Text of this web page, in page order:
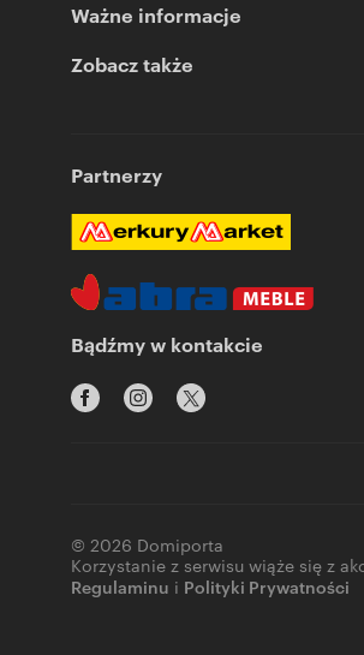
Ważne informacje
Zobacz także
Partnerzy
Bądźmy w kontakcie
© 2026 Domiporta
Korzystanie z serwisu wiąże się z
Regulaminu i Polityki Prywatności